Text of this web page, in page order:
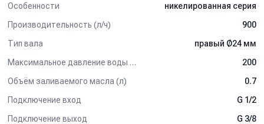
Особенности
никелированная серия
Производительность (л/ч)
900
Тип вала
правый Ø24 мм
Максимальное давление воды (бар)
200
Объём заливаемого масла (л)
0.7
Подключение вход
G 1/2
Подключение выход
G 3/8